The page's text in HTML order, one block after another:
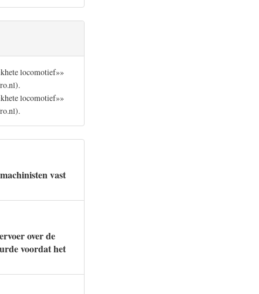
locomotief»»
locomotief»»
vast
over de
voordat het